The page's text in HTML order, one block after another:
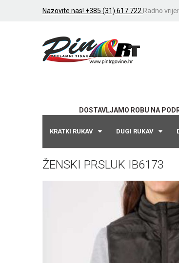
Nazovite nas! +385 (31) 617 722 Radno
DOSTAVLJAMO ROBU NA
KRATKI RUKAV DUGI RUKAV
ŽENSKI PRSLUK IB6173